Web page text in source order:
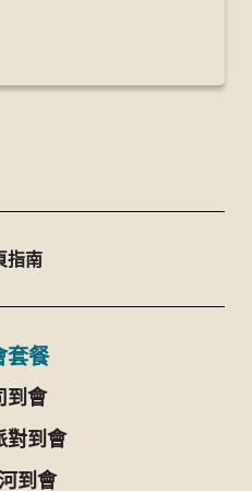
指南
套餐
到會
對到會
到會